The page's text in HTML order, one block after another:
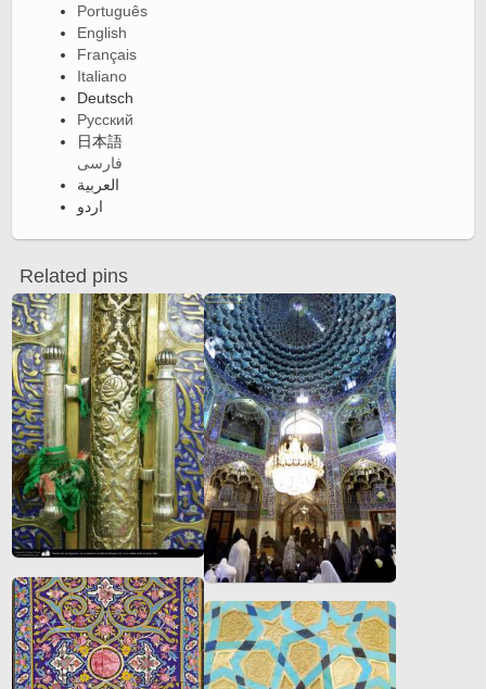
Português
English
Français
Italiano
Deutsch
Русский
日本語
فارسی
العربية
اردو
Related pins